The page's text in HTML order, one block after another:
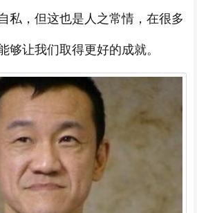
私，但这也是人之常情，在很多
够让我们取得更好的成就。